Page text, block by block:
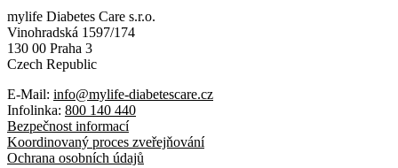
mylife Diabetes Care s.r.o.
Vinohradská 1597/174
130 00 Praha 3
Czech Republic
E-Mail: info@mylife-diabetescare.cz
Infolinka: 800 140 440
Bezpečnost informací
Koordinovaný proces zveřejňování
Ochrana osobních údajů